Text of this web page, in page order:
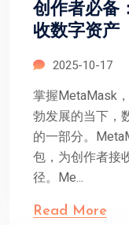
创作者必备
收数字资产
2025-10-17
掌握MetaMask
勃发展的当下，
的一部分。
包，为创作者接
径。Me...
Read More